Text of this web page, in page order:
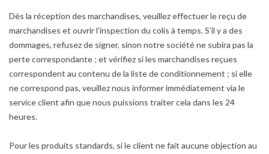
Dès la réception des marchandises, veuillez effectuer le reçu de
marchandises et ouvrir l’inspection du colis à temps. S’il y a des
dommages, refusez de signer, sinon notre société ne subira pas la
perte correspondante ; et vérifiez si les marchandises reçues
correspondent au contenu de la liste de conditionnement ; si elle
ne correspond pas, veuillez nous informer immédiatement via le
service client afin que nous puissions traiter cela dans les 24
heures.
Pour les produits standards, si le client ne fait aucune objection au